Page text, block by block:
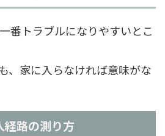
番トラブルになりやすいとこ
、家に入らなければ意味がな
経路の測り方